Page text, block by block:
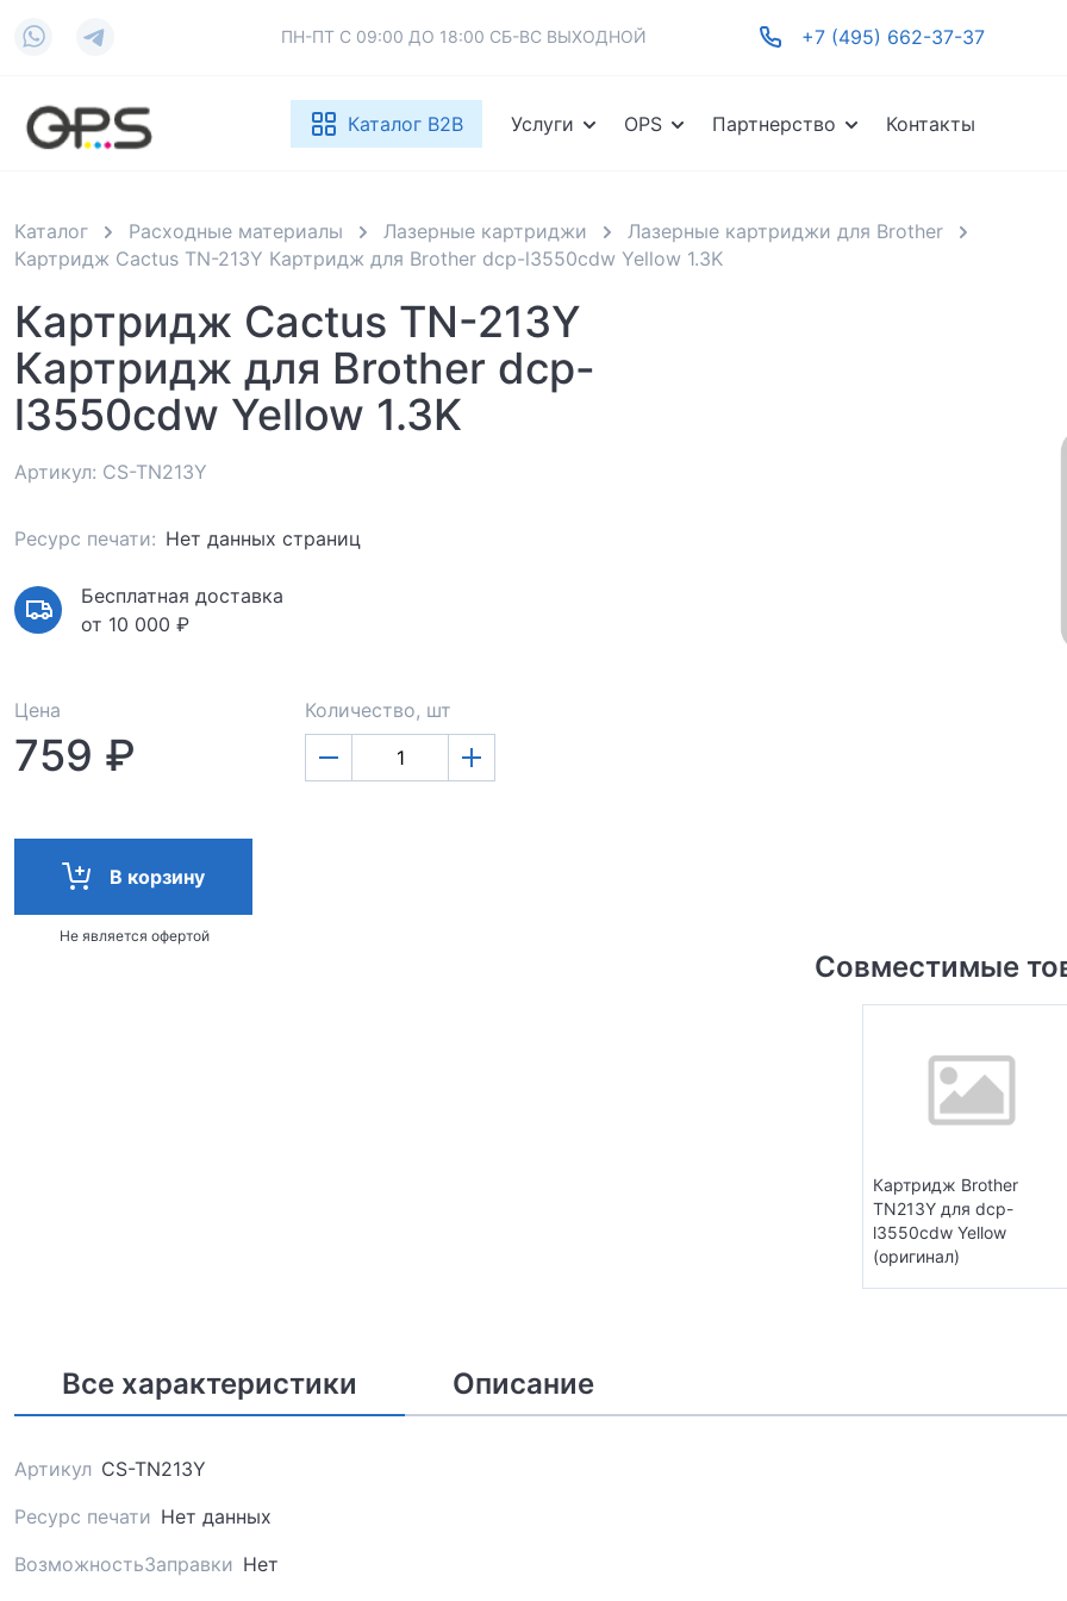
ПН-ПТ С 09:00 ДО 18:00 СБ-ВС ВЫХОДНОЙ +7 (495) 662-37-37
Каталог B2B Услуги OPS Партнерство Контакты
Каталог Расходные материалы Лазерные картриджи
Лазерные картриджи для Brother
Картридж Cactus TN-213Y Картридж для Brother dcp-l3550cdw Yellow 1.3K
Картридж Cactus TN-213Y
Картридж для Brother dcp-
l3550cdw Yellow 1.3K
Артикул: CS-TN213Y
Ресурс печати: Нет данных страниц
Бесплатная доставка
от 10 000 ₽
Цена
759 ₽
Количество, шт
В корзину
Не является офертой
Совместимые
Картридж Brother
TN213Y для dcp-
l3550cdw Yellow
(оригинал)
Все характеристики Описание
Артикул CS-TN213Y
Ресурс печати Нет данных
ВозможностьЗаправки Нет